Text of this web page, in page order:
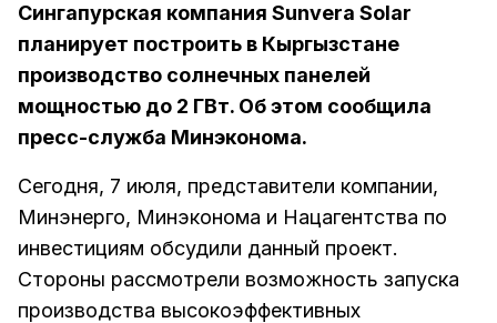
Сингапурская компания Sunvera Solar
планирует построить в Кыргызстане
производство солнечных панелей
мощностью до 2 ГВт. Об этом сообщила
пресс-служба Минэконома.
Сегодня, 7 июля, представители компании,
Минэнерго, Минэконома и Нацагентства по
инвестициям обсудили данный проект.
Стороны рассмотрели возможность запуска
производства высокоэффективных